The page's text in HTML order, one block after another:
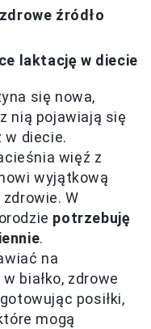
źródło
laktację w diecie
się nowa,
nią pojawiają się
w diecie.
więź z
wyjątkową
W
potrzebuję
.
na
białko, zdrowe
posiłki,
mogą